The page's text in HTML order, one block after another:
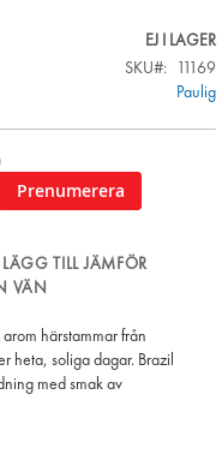
EJ I LAGER
SKU
11169
Paulig
Prenumerera
LÄGG TILL JÄMFÖR
VÄN
härstammar från
heta, soliga dagar. Brazil
med smak av